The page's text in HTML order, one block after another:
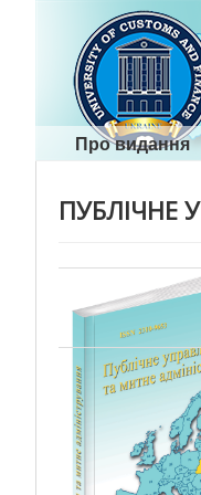
Про видання
ПУБЛІЧНЕ